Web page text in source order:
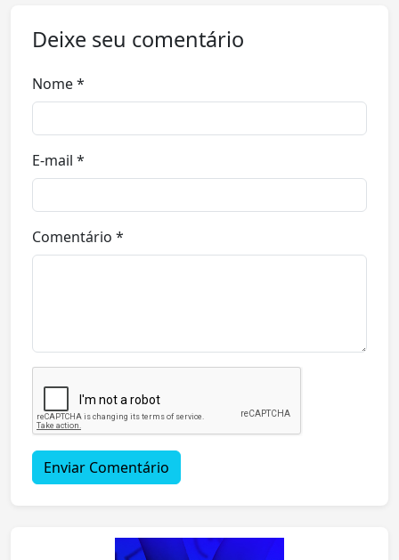
Deixe seu comentário
Nome *
E-mail *
Comentário *
Enviar Comentário